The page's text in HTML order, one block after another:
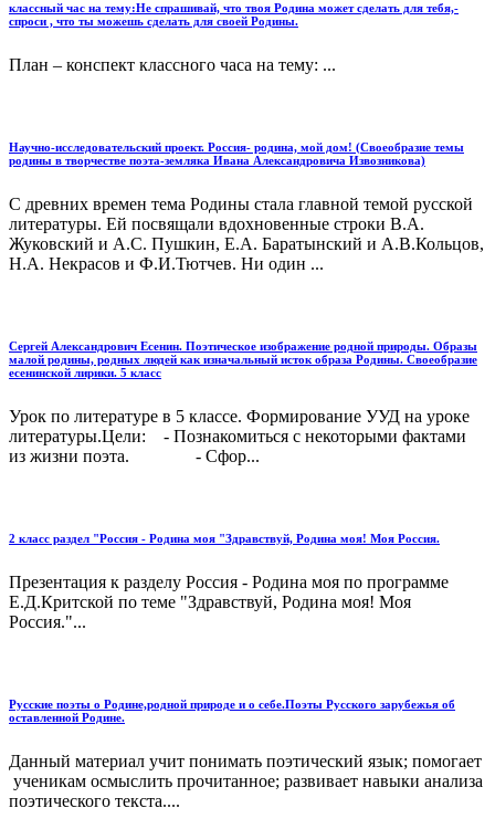
классный час на тему:Не спрашивай, что твоя Родина может сделать для тебя,-
спроси , что ты можешь сделать для своей Родины.
План – конспект классного часа на тему: ...
Научно-исследовательский проект. Россия- родина, мой дом! (Своеобразие темы
родины в творчестве поэта-земляка Ивана Александровича Извозникова)
С древних времен тема Родины стала главной темой русской
литературы. Ей посвящали вдохновенные строки В.А.
Жуковский и А.С. Пушкин, Е.А. Баратынский и А.В.Кольцов,
Н.А. Некрасов и Ф.И.Тютчев. Ни один ...
Сергей Александрович Есенин. Поэтическое изображение родной природы. Образы
малой родины, родных людей как изначальный исток образа Родины. Своеобразие
есенинской лирики. 5 класс
Урок по литературе в 5 классе. Формирование УУД на уроке
литературы.Цели: - Познакомиться с некоторыми фактами
из жизни поэта. - Сфор...
2 класс раздел "Россия - Родина моя "Здравствуй, Родина моя! Моя Россия.
Презентация к разделу Россия - Родина моя по программе
Е.Д.Критской по теме "Здравствуй, Родина моя! Моя
Россия."...
Русские поэты о Родине,родной природе и о себе.Поэты Русского зарубежья об
оставленной Родине.
Данный материал учит понимать поэтический язык; помогает
ученикам осмыслить прочитанное; развивает навыки анализа
поэтического текста....